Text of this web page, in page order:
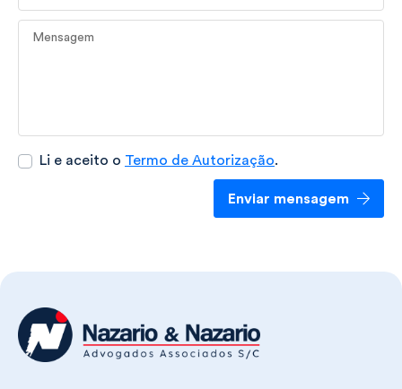
Li e aceito o Termo de Autorização.
Enviar mensagem